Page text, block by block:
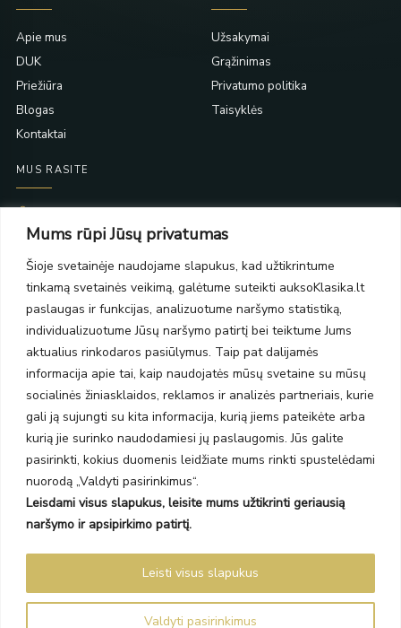
Mums rūpi Jūsų privatumas
Šioje svetainėje naudojame slapukus, kad užtikrintume
tinkamą svetainės veikimą, galėtume suteikti auksoKlasika.lt
paslaugas ir funkcijas, analizuotume naršymo statistiką,
individualizuotume Jūsų naršymo patirtį bei teiktume Jums
aktualius rinkodaros pasiūlymus. Taip pat dalijamės
informacija apie tai, kaip naudojatės mūsų svetaine su mūsų
socialinės žiniasklaidos, reklamos ir analizės partneriais, kurie
gali ją sujungti su kita informacija, kurią jiems pateikėte arba
kurią jie surinko naudodamiesi jų paslaugomis. Jūs galite
pasirinkti, kokius duomenis leidžiate mums rinkti spustelėdami
nuorodą „Valdyti pasirinkimus“.
Leisdami visus slapukus, leisite mums užtikrinti geriausią
naršymo ir apsipirkimo patirtį.
Valdyti pasirinkimus
Leisti visus slapukus
Apie mus
DUK
Priežiūra
Blogas
Kontaktai
Užsakymai
Grąžinimas
Privatumo politika
Taisyklės
MUS RASITE
PC Molas, Klaipėda
PC BIG 2, Klaipėda
Šilutės pl. 35
PC Banginis, Klaipėda
NAUJIENLAIŠKIS
Prenumeruokite ir gaukite pasiūlymus, naujienas bei riboto
leidimo kolekcijas.
SIŲSTI
Auksoklasika.lt © 2026 Visos teisės saugomos